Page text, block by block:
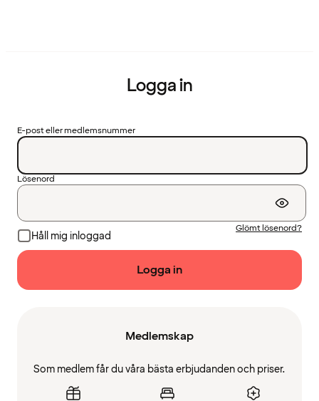
Logga in
E-post eller medlemsnummer
Lösenord
Håll mig inloggad
Glömt lösenord?
Logga in
Medlemskap
Som medlem får du våra bästa erbjudanden och priser.